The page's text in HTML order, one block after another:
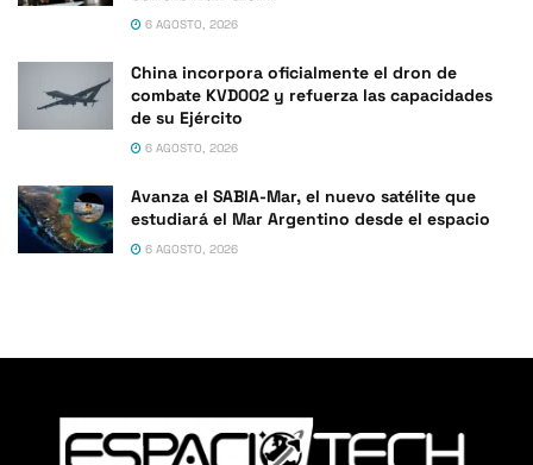
6 AGOSTO, 2026
China incorpora oficialmente el dron de
combate KVD002 y refuerza las capacidades
de su Ejército
6 AGOSTO, 2026
Avanza el SABIA-Mar, el nuevo satélite que
estudiará el Mar Argentino desde el espacio
6 AGOSTO, 2026